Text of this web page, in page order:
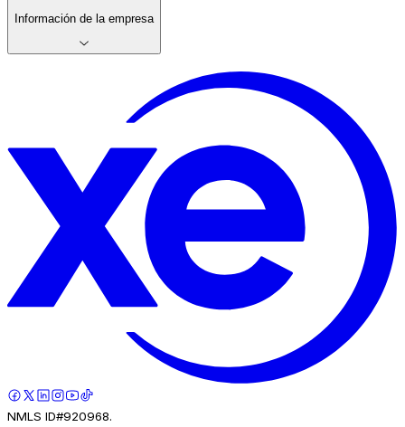
Información de la empresa
NMLS ID#920968.